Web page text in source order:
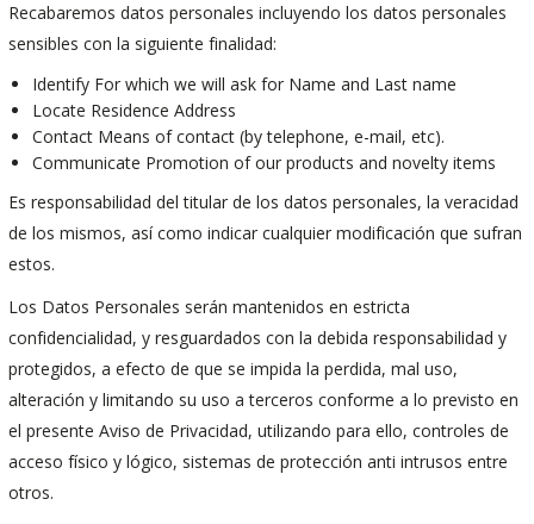
Recabaremos datos personales incluyendo los datos personales
sensibles con la siguiente finalidad:
Identify For which we will ask for Name and Last name
Locate Residence Address
Contact Means of contact (by telephone, e-mail, etc).
Communicate Promotion of our products and novelty items
Es responsabilidad del titular de los datos personales, la veracidad
de los mismos, así como indicar cualquier modificación que sufran
estos.
Los Datos Personales serán mantenidos en estricta
confidencialidad, y resguardados con la debida responsabilidad y
protegidos, a efecto de que se impida la perdida, mal uso,
alteración y limitando su uso a terceros conforme a lo previsto en
el presente Aviso de Privacidad, utilizando para ello, controles de
acceso físico y lógico, sistemas de protección anti intrusos entre
otros.